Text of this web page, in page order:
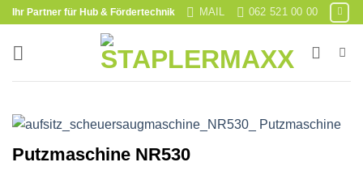
Skip
content
Ihr Partner für Hub & Fördertechnik MAIL 062 521 00 00
Putzmaschine NR530